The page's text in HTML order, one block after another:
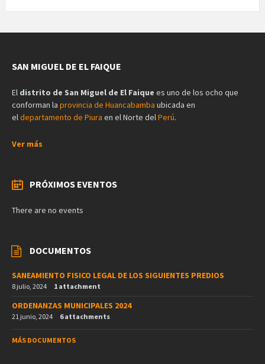
SAN MIGUEL DE EL FAIQUE
El distrito de San Miguel de El Faique es uno de los ocho que
conforman la provincia de Huancabamba ubicada en
eldepartamento de Piura en el Norte delPerú.
Ver más
PRÓXIMOS EVENTOS
There are no events
DOCUMENTOS
SANEAMIENTO FISICO LEGAL DE LOS SIGUIENTES PREDIOS
8 julio, 2024 1 attachment
ORDENANZAS MUNICIPALES 2024
21 junio, 2024 6 attachments
MÁS DOCUMENTOS